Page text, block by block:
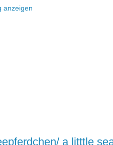
anzeigen
a litttle